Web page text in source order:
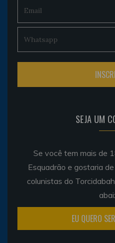
SEJA UM
Se você tem mais de
Esquadrão e gostaria
colunistas do
EU QUERO